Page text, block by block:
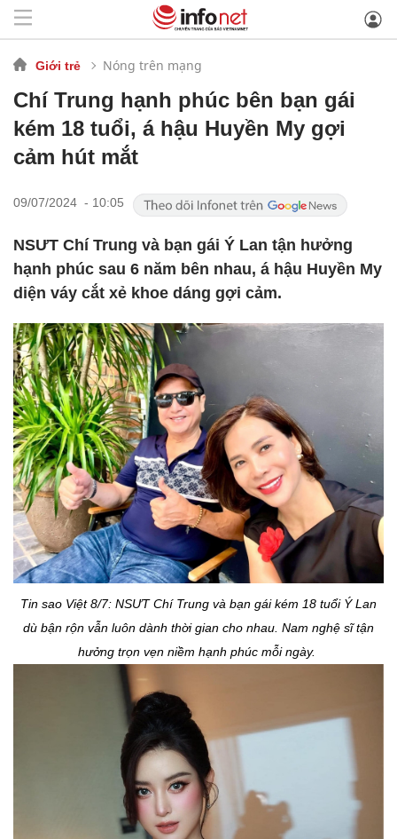
Giới trẻ Nóng trên mạng
Chí Trung hạnh phúc bên bạn gái
kém 18 tuổi, á hậu Huyền My gợi
cảm hút mắt
09/07/2024 - 10:05
NSƯT Chí Trung và bạn gái Ý Lan tận hưởng
hạnh phúc sau 6 năm bên nhau, á hậu Huyền My
diện váy cắt xẻ khoe dáng gợi cảm.
Tin sao Việt 8/7: NSƯT Chí Trung và bạn gái kém 18 tuổi Ý Lan
dù bận rộn vẫn luôn dành thời gian cho nhau. Nam nghệ sĩ tận
hưởng trọn vẹn niềm hạnh phúc mỗi ngày.